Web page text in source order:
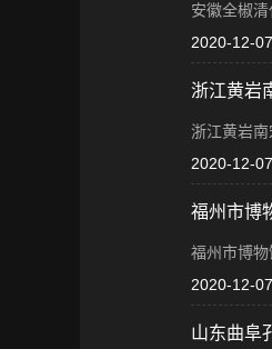
安徽全椒
2020-12-07
浙江黄岩
浙江黄岩
2020-12-07
福州市博
福州市博
2020-12-07
山东曲阜